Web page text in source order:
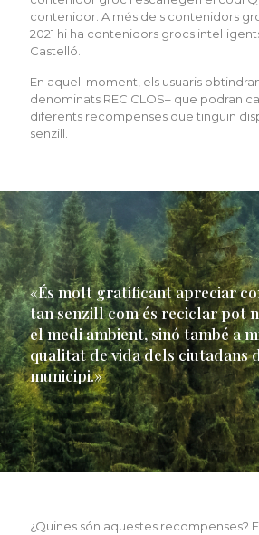
contenidor. A més dels contenidors
2021 hi ha contenidors grocs
Castelló.
En aquell moment, els usuaris
denominats RECICLOS– que podran
diferents recompenses que tinguin
senzill.
«És molt gratificant apreciar
tan senzill com és reciclar pot
el medi ambient, sinó també a
qualitat de vida dels ciutadans
municipi.»
¿Quines són aquestes recompenses?